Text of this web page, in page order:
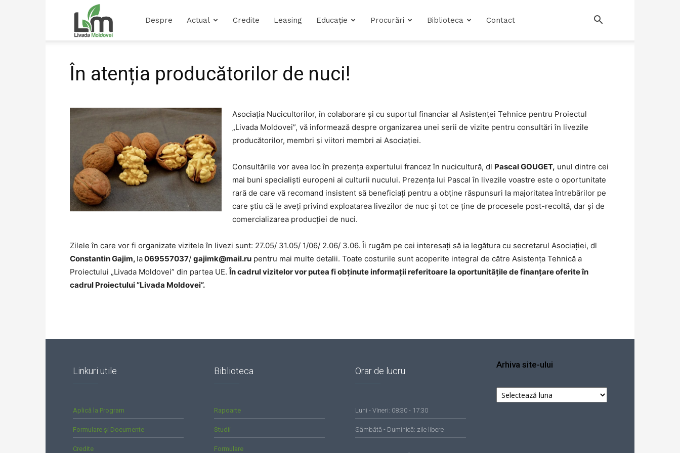
Despre Actual Credite Leasing Educație Procurări Biblioteca Contact
În atenția producătorilor de nuci!
Asociația Nucicultorilor, în colaborare și cu suportul financiar al Asistenței Tehnice pentru Proiectul
„Livada Moldovei”, vă informează despre organizarea unei serii de vizite pentru consultări în livezile
producătorilor, membri și viitori membri ai Asociației.
Consultările vor avea loc în prezența expertului francez în nucicultură, dl Pascal GOUGET, unul dintre cei
mai buni specialiști europeni ai culturii nucului. Prezența lui Pascal în livezile voastre este o oportunitate
rară de care vă recomand insistent să beneficiați pentru a obține răspunsuri la majoritatea întrebărilor pe
care știu că le aveți privind exploatarea livezilor de nuc și tot ce ține de procesele post-recoltă, dar și de
comercializarea producției de nuci.
Zilele în care vor fi organizate vizitele în livezi sunt: 27.05/ 31.05/ 1/06/ 2.06/ 3.06. Îi rugăm pe cei interesați să ia legătura cu secretarul Asociației, dl
Constantin Gajim, la069557037/ gajimk@mail.ru pentru mai multe detalii. Toate costurile sunt acoperite integral de către Asistența Tehnică a
Proiectului „Livada Moldovei” din partea UE.În cadrul vizitelor vor putea fi obținute informații referitoare la oportunitățile de finanțare oferite în
cadrul Proiectului ”Livada Moldovei”.
Linkuri utile
Aplică la Program
Formulare și Documente
Credite
Biblioteca
Rapoarte
Studii
Formulare
Orar de lucru
Luni - VIneri: 08:30 - 17:30
Sâmbătă - Duminică: zile libere
Arhiva site-ului
Arhiva
site-